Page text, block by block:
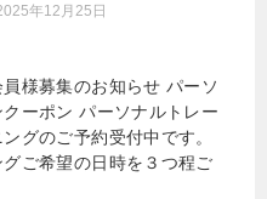
年12月25日
様募集のお知らせ パーソ
ーポン パーソナルトレー
グのご予約受付中です。
ご希望の日時を３つ程ご